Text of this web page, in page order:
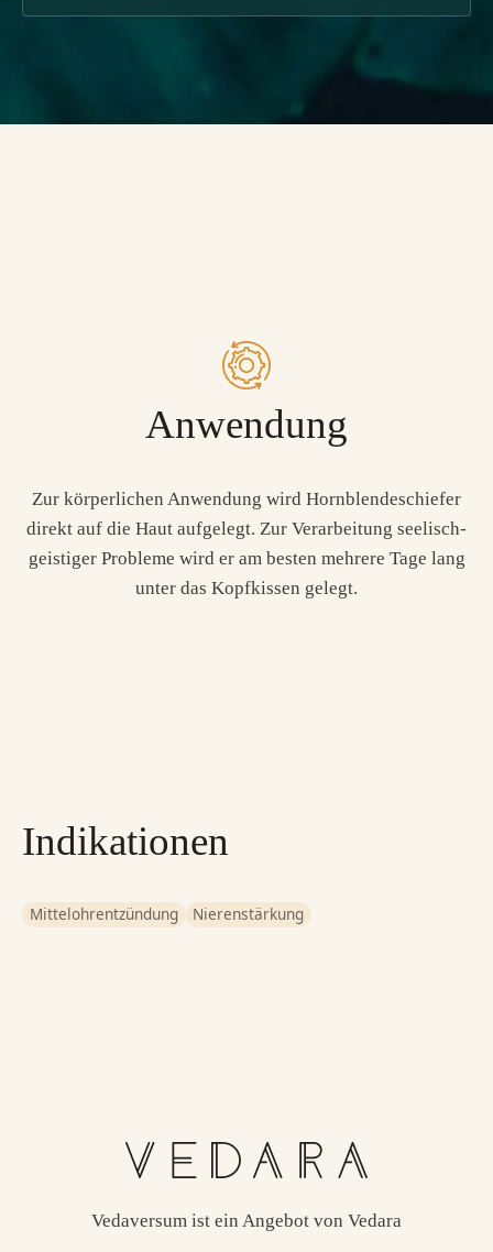
Anwendung
Zur körperlichen Anwendung wird Hornblendeschiefer
direkt auf die Haut aufgelegt. Zur Verarbeitung seelisch-
geistiger Probleme wird er am besten mehrere Tage lang
unter das Kopfkissen gelegt.
Indikationen
Mittelohrentzündung Nierenstärkung
Vedaversum ist ein Angebot von Vedara